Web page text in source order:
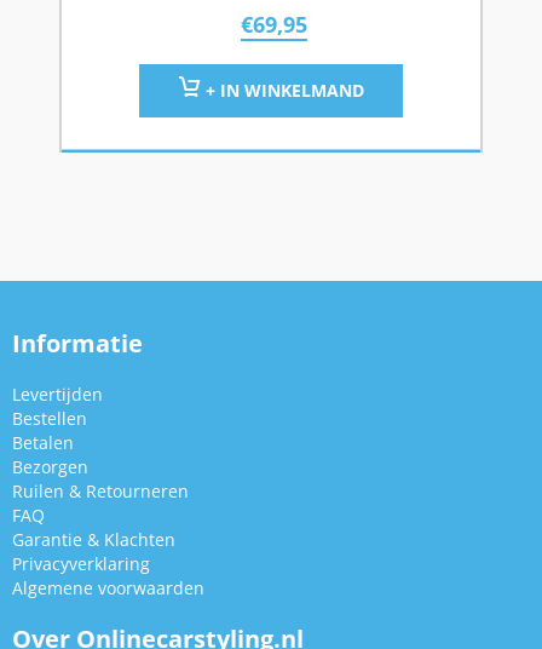
€69,95
+ IN WINKELMAND
Informatie
Levertijden
Bestellen
Betalen
Bezorgen
Ruilen & Retourneren
FAQ
Garantie & Klachten
Privacyverklaring
Algemene voorwaarden
Over Onlinecarstyling.nl